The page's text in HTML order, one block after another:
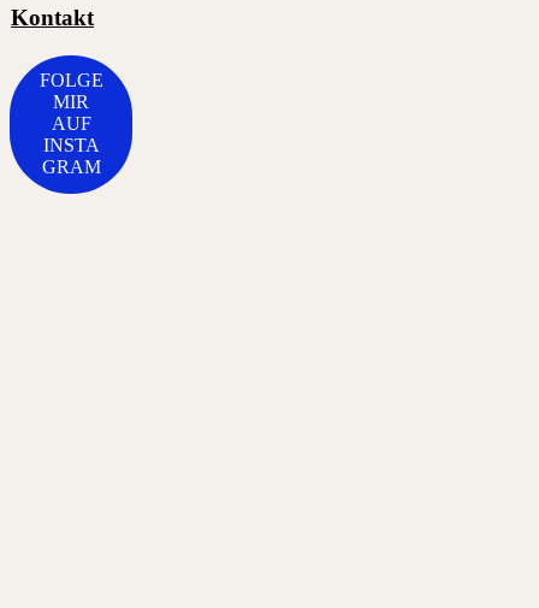
Kontakt
FOLGE
MIR
AUF
INSTA
GRAM